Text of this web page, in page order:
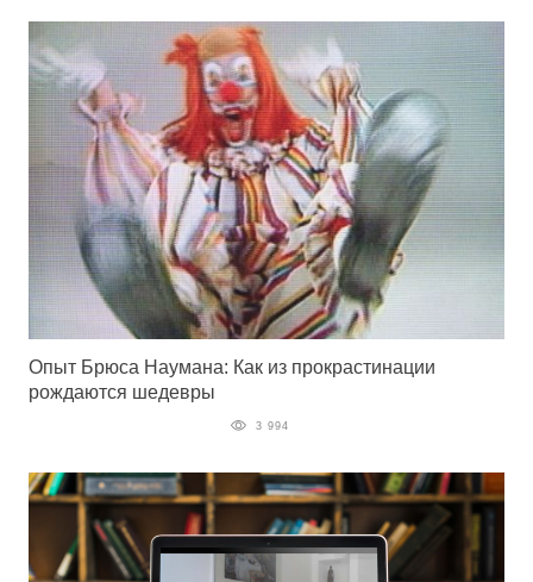
Опыт Брюса Наумана: Как из прокрастинации
рождаются шедевры
3 994